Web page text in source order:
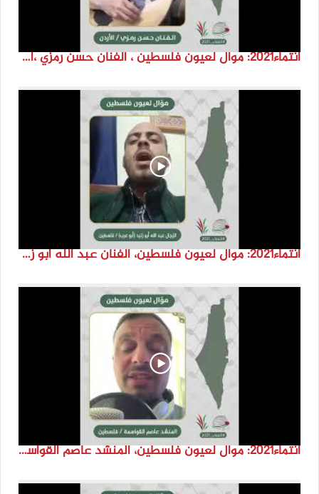
انتماء2021: موال لعيون فلسطين ، الفنان حسن رمزي ،الاردن
انتماء2021: موال لعيون فلسطين، الفنان عبد الله ابو زنيد، فلسطين
انتماء2021: موال لعيون فلسطين، المنشد عاصم القواسمة، الاردن